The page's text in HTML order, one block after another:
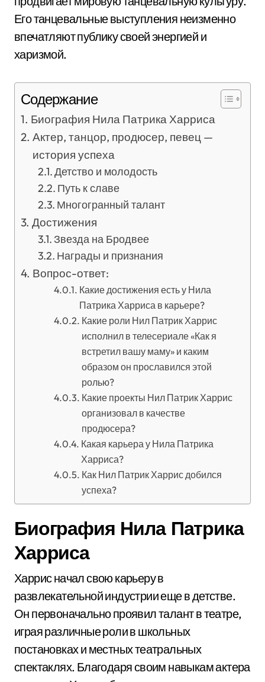
Его танцевальные выступления неизменно
впечатляют публику своей энергией и
харизмой.
Содержание
Биография Нила Патрика Харриса
Актер, танцор, продюсер, певец —
история успеха
Детство и молодость
Путь к славе
Многогранный талант
Достижения
Звезда на Бродвее
Награды и признания
Вопрос-ответ:
Какие достижения есть у Нила
Патрика Харриса в карьере?
Какие роли Нил Патрик Харрис
исполнил в телесериале «Как я
встретил вашу маму» и каким
образом он прославился этой
ролью?
Какие проекты Нил Патрик Харрис
организовал в качестве
продюсера?
Какая карьера у Нила Патрика
Харриса?
Как Нил Патрик Харрис добился
успеха?
Биография Нила Патрика
Харриса
Харрис начал свою карьеру в
развлекательной индустрии еще в детстве.
Он первоначально проявил талант в театре,
играя различные роли в школьных
постановках и местных театральных
спектаклях. Благодаря своим навыкам актера